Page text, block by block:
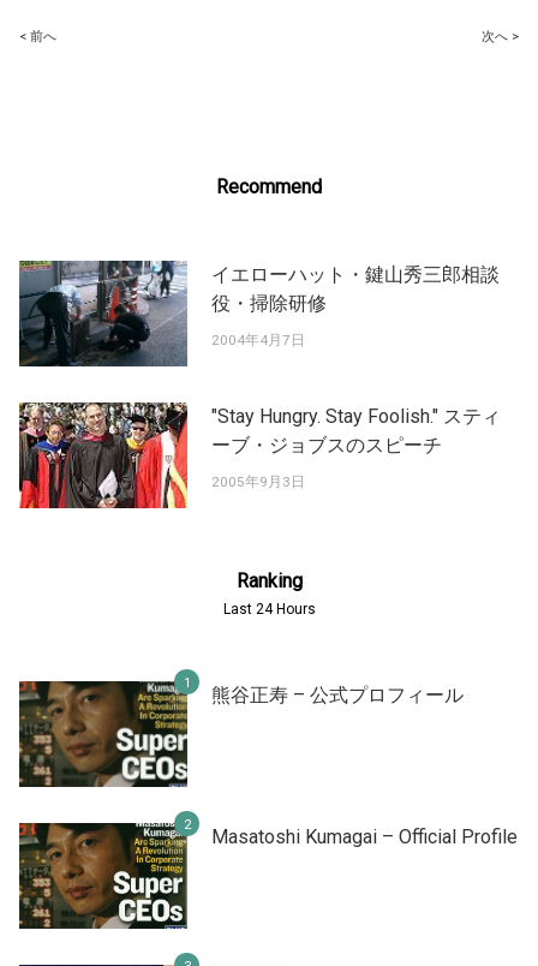
Post
< 前へ 次へ >
Recommend
イエローハット・鍵山秀三郎相談
役・掃除研修
2004年4月7日
"Stay Hungry. Stay Foolish." スティ
ーブ・ジョブスのスピーチ
2005年9月3日
Ranking
Last 24 Hours
熊谷正寿 – 公式プロフィール
Masatoshi Kumagai – Official Profile